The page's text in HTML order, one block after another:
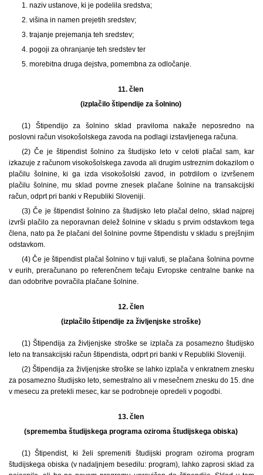
1. naziv ustanove, ki je podelila sredstva;
2. višina in namen prejetih sredstev;
3. trajanje prejemanja teh sredstev;
4. pogoji za ohranjanje teh sredstev ter
5. morebitna druga dejstva, pomembna za odločanje.
11. člen
(izplačilo štipendije za šolnino)
(1) Štipendijo za šolnino sklad praviloma nakaže neposredno na
poslovni račun visokošolskega zavoda na podlagi izstavljenega računa.
(2) Če je štipendist šolnino za študijsko leto v celoti plačal sam, kar
izkazuje z računom visokošolskega zavoda ali drugim ustreznim dokazilom o
plačilu šolnine, ki ga izda visokošolski zavod, in potrdilom o izvršenem
plačilu šolnine, mu sklad povrne znesek plačane šolnine na transakcijski
račun, odprt pri banki v Republiki Sloveniji.
(3) Če je štipendist šolnino za študijsko leto plačal delno, sklad najprej
izvrši plačilo za neporavnan delež šolnine v skladu s prvim odstavkom tega
člena, nato pa že plačani del šolnine povrne štipendistu v skladu s prejšnjim
odstavkom.
(4) Če je štipendist plačal šolnino v tuji valuti, se plačana šolnina povrne
v eurih, preračunano po referenčnem tečaju Evropske centralne banke na
dan odobritve povračila plačane šolnine.
12. člen
(izplačilo štipendije za življenjske stroške)
(1) Štipendija za življenjske stroške se izplača za posamezno študijsko
leto na transakcijski račun štipendista, odprt pri banki v Republiki Sloveniji.
(2) Štipendija za življenjske stroške se lahko izplača v enkratnem znesku
za posamezno študijsko leto, semestralno ali v mesečnem znesku do 15. dne
v mesecu za pretekli mesec, kar se podrobneje opredeli v pogodbi.
13. člen
(sprememba študijskega programa oziroma študijskega obiska)
(1) Štipendist, ki želi spremeniti študijski program oziroma program
študijskega obiska (v nadaljnjem besedilu: program), lahko zaprosi sklad za